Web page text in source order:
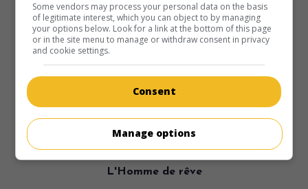
au cinéma sur mes écrans
L'Homme de rêve
Some vendors may process your personal data on the basis
of legitimate interest, which you can object to by managing
your options below. Look for a link at the bottom of this page
or in the site menu to manage or withdraw consent in privacy
and cookie settings.
Consent
Manage options